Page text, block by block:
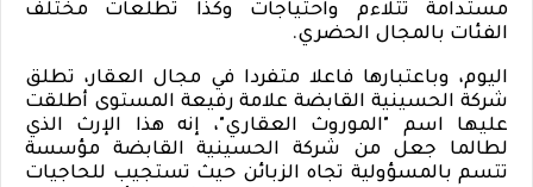
مستدامة تتلاءم واحتياجات وكذا تطلعات مختلف
الفئات بالمجال الحضري.
اليوم، وباعتبارها فاعلا متفردا في مجال العقار، تطلق
شركة الحسينية القابضة علامة رفيعة المستوى أطلقت
عليها اسم "الموروث العقاري"، إنه هذا الإرث الذي
لطالما جعل من شركة الحسينية القابضة مؤسسة
تتسم بالمسؤولية تجاه الزبائن حيث تستجيب للحاجيات